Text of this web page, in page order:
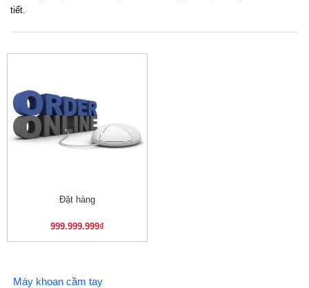
tiết.
Đặt hàng
999.999.999₫
Máy khoan cầm tay